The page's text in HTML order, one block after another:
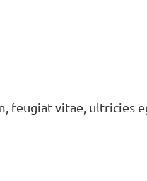
vitae, ultricies